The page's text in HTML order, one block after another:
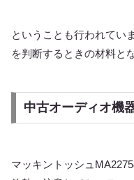
ということも行われてい
を判断するときの材料と
中古オーディオ機
マッキントッシュMA2275